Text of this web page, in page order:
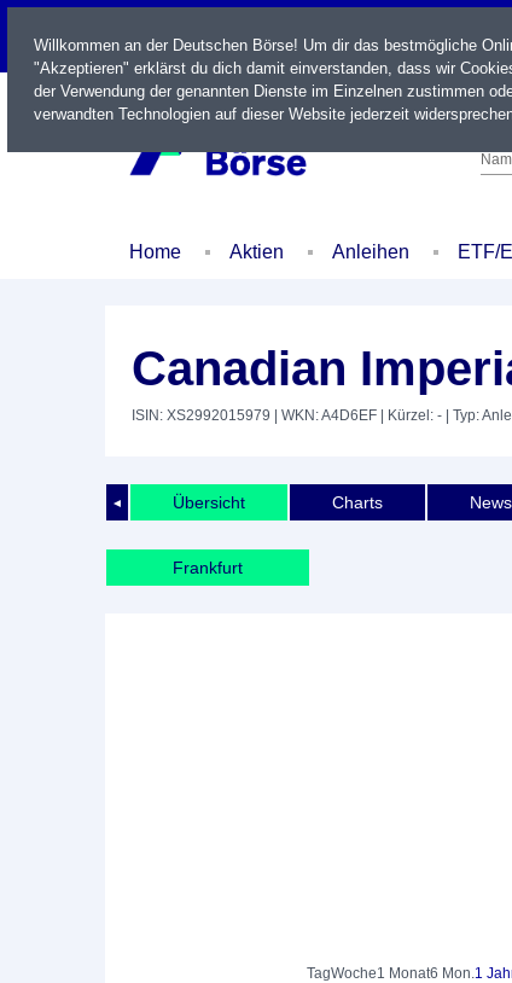
LIVE
Home Aktien Anleihen ETF/
Canadian
ISIN: XS2992015979 | WKN: A4D6EF | Kürzel: - | Typ:
◄ Übersicht Charts News
Frankfurt
TagWoche1 Monat6 Mon.1
Willkommen an der Deutschen Börse! Um dir das bestmögliche
"Akzeptieren" erklärst du dich damit einverstanden, dass wir
der Verwendung der genannten Dienste im Einzelnen zustimmen
verwandten Technologien auf dieser Website jederzeit